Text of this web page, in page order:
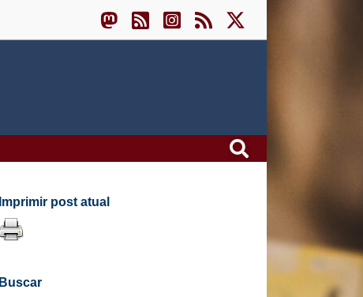
Imprimir post atual
Buscar